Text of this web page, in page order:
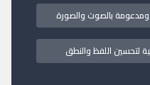
ومدعومة بالصوت والصورة